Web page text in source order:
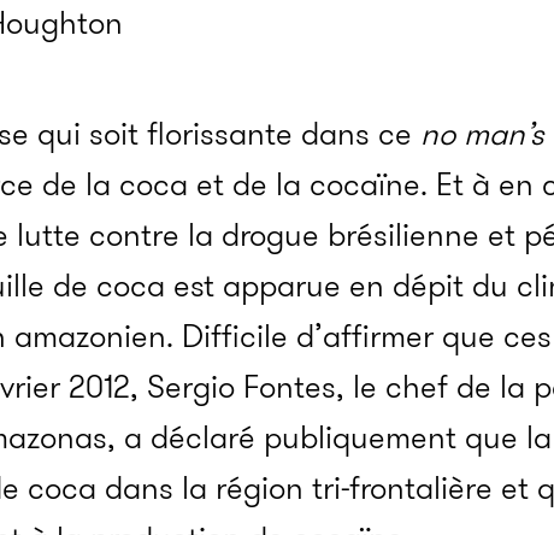
qui soit florissante dans ce no
de la coca et de la cocaïne. Et à en
lutte contre la drogue brésilienne et
de coca est apparue en dépit du
Difficile d’affirmer que
2012, Sergio Fontes, le chef de la
a déclaré publiquement que
coca dans la région tri-frontalière et